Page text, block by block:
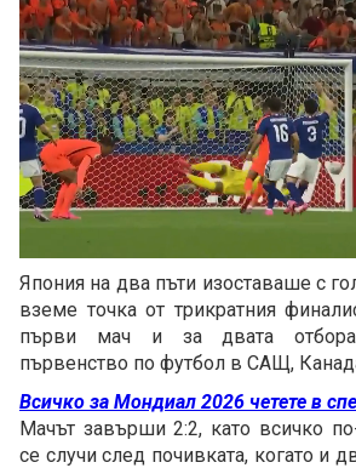
Япония на два пъти изоставаше с
вземе точка от трикратния
първи мач и за двата отбора
първенство по футбол в САЩ,
Всичко за Мондиал 2026 четете в
Мачът завърши 2:2, като всичко
се случи след почивката, когато и